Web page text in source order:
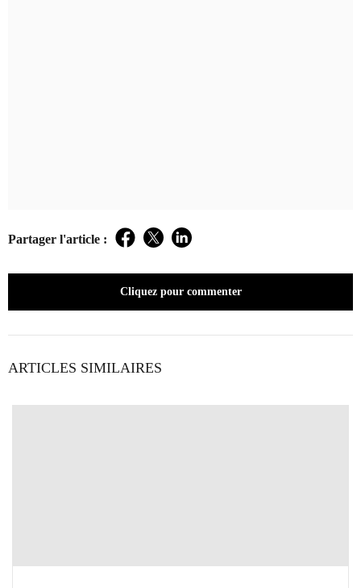
Partager l'article : Facebook
TwitterLinkedIn
Cliquez pour commenter
ARTICLES SIMILAIRES